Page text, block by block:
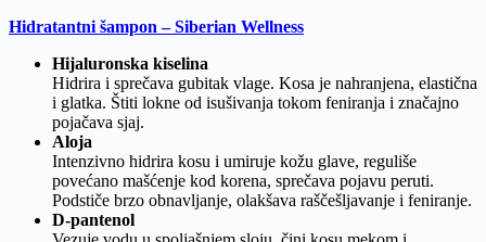
Hidratantni šampon – Siberian Wellness
Hijaluronska kiselina
Hidrira i sprečava gubitak vlage. Kosa je nahranjena, elastična
i glatka. Štiti lokne od isušivanja tokom feniranja i značajno
pojačava sjaj.
Aloja
Intenzivno hidrira kosu i umiruje kožu glave, reguliše
povećano mašćenje kod korena, sprečava pojavu peruti.
Podstiče brzo obnavljanje, olakšava raščešljavanje i feniranje.
D-pantenol